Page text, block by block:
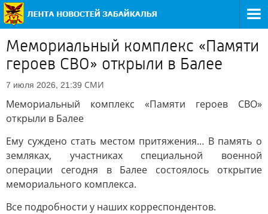
Мемориальный комплекс «Памяти
героев СВО» открыли в Балее
7 июля 2026, 21:39 СМИ
Мемориальный комплекс «Памяти героев СВО»
открыли в Балее
Ему суждено стать местом притяжения… В память о
земляках, участниках специальной военной
операции сегодня в Балее состоялось открытие
мемориального комплекса.
Все подробности у наших корреспондентов.